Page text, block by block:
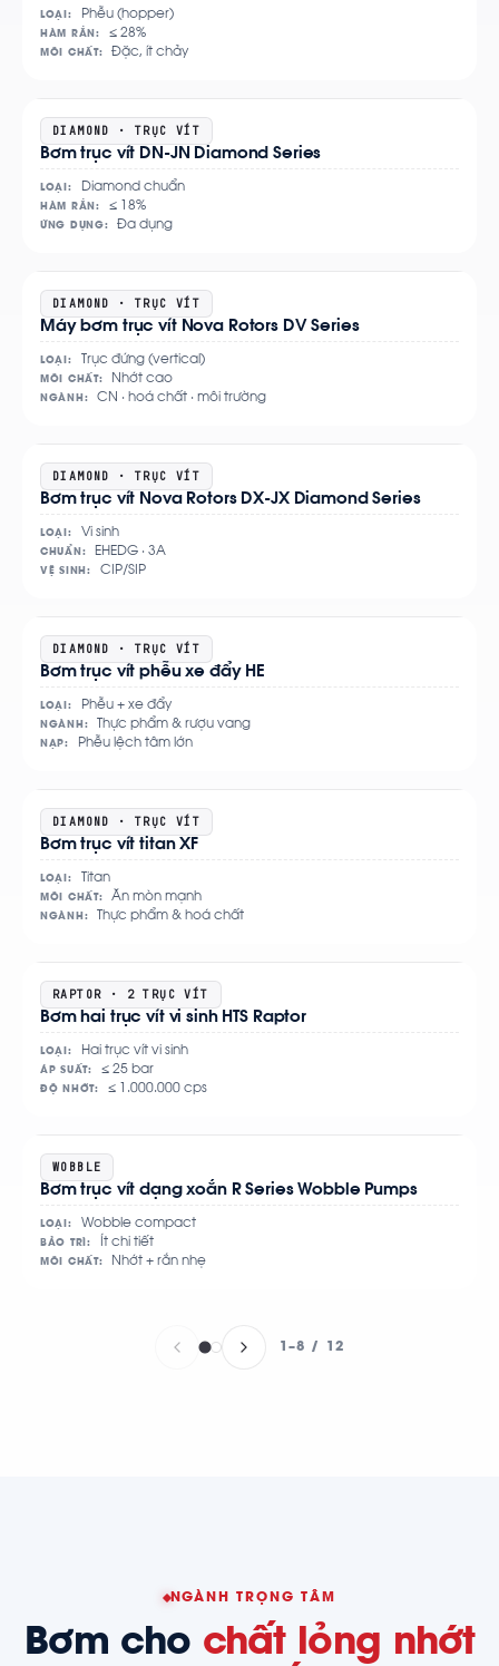
LOẠI: Phễu (hopper)
HÀM RẮN: ≤ 28%
MÔI CHẤT: Đặc, ít chảy
tiết
DIAMOND · TRỤC VÍT
Bơm trục vít DN-JN Diamond Series
LOẠI: Diamond chuẩn
HÀM RẮN: ≤ 18%
ỨNG DỤNG: Đa dụng
Xem
chi
tiết
DIAMOND · TRỤC VÍT
Máy bơm trục vít Nova Rotors DV Series
LOẠI: Trục đứng (vertical)
MÔI CHẤT: Nhớt cao
NGÀNH: CN · hoá chất · môi trường
Xem
chi
tiết
DIAMOND · TRỤC VÍT
Bơm trục vít Nova Rotors DX-JX Diamond Series
LOẠI: Vi sinh
CHUẨN: EHEDG · 3A
VỆ SINH: CIP/SIP
Xem
chi
tiết
DIAMOND · TRỤC VÍT
Bơm trục vít phễu xe đẩy HE
LOẠI: Phễu + xe đẩy
NGÀNH: Thực phẩm & rượu vang
NẠP: Phễu lệch tâm lớn
Xem
chi
tiết
DIAMOND · TRỤC VÍT
Bơm trục vít titan XF
LOẠI: Titan
MÔI CHẤT: Ăn mòn mạnh
NGÀNH: Thực phẩm & hoá chất
Xem
chi
tiết
RAPTOR · 2 TRỤC VÍT
Bơm hai trục vít vi sinh HTS Raptor
LOẠI: Hai trục vít vi sinh
ÁP SUẤT: ≤ 25 bar
ĐỘ NHỚT: ≤ 1.000.000 cps
Xem
chi
tiết
WOBBLE
Bơm trục vít dạng xoắn R Series Wobble Pumps
LOẠI: Wobble compact
BẢO TRÌ: Ít chi tiết
MÔI CHẤT: Nhớt + rắn nhẹ
Xem
chi
tiết
1–8 / 12
NGÀNH TRỌNG TÂM
Bơm cho chất lỏng nhớt